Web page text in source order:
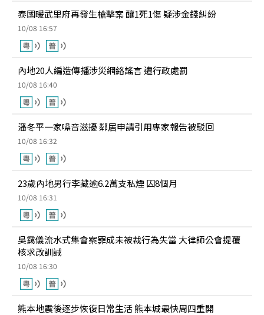
泰國暖武里府再發生槍擊案 釀1死1傷 疑涉金錢糾紛
10/08 16:57
內地20人編造傳播涉災網絡謠言 遭行政處罰
10/08 16:40
潘冬平一家噪音滋擾 鄰居申請引用專家報告被駁回
10/08 16:32
23歲內地男行李藏逾6.2萬支私煙 囚8個月
10/08 16:31
吳靄儀流水式集會案罪成未被裁行為失當 大律師公會提覆
核求改訓誡
10/08 16:30
熊本地震後逐步恢復日常生活 熊本城最快周四重開